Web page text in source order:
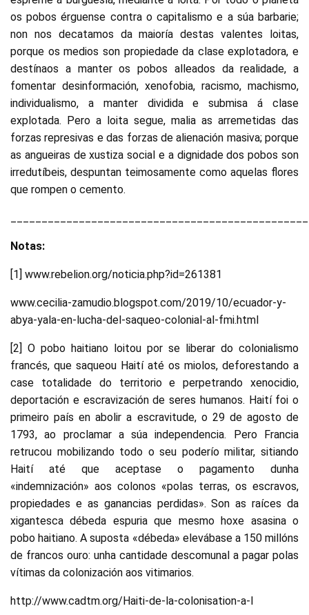
os pobos érguense contra o capitalismo e a súa barbarie;
non nos decatamos da maioría destas valentes loitas,
porque os medios son propiedade da clase explotadora, e
destínaos a manter os pobos alleados da realidade, a
fomentar desinformación, xenofobia, racismo, machismo,
individualismo, a manter dividida e submisa á clase
explotada. Pero a loita segue, malia as arremetidas das
forzas represivas e das forzas de alienación masiva; porque
as angueiras de xustiza social e a dignidade dos pobos son
irredutíbeis, despuntan teimosamente como aquelas flores
que rompen o cemento.
Notas:
[1] www.rebelion.org/noticia.php?id=261381
www.cecilia-zamudio.blogspot.com/2019/10/ecuador-y-
abya-yala-en-lucha-del-saqueo-colonial-al-fmi.html
[2] O pobo haitiano loitou por se liberar do colonialismo
francés, que saqueou Haití até os miolos, deforestando a
case totalidade do territorio e perpetrando xenocidio,
deportación e escravización de seres humanos. Haití foi o
primeiro país en abolir a escravitude, o 29 de agosto de
1793, ao proclamar a súa independencia. Pero Francia
retrucou mobilizando todo o seu poderío militar, sitiando
Haití até que aceptase o pagamento dunha
«indemnización» aos colonos «polas terras, os escravos,
propiedades e as ganancias perdidas». Son as raíces da
xigantesca débeda espuria que mesmo hoxe asasina o
pobo haitiano. A suposta «débeda» elevábase a 150 millóns
de francos ouro: unha cantidade descomunal a pagar polas
vítimas da colonización aos vitimarios.
http://www.cadtm.org/Haiti-de-la-colonisation-a-l